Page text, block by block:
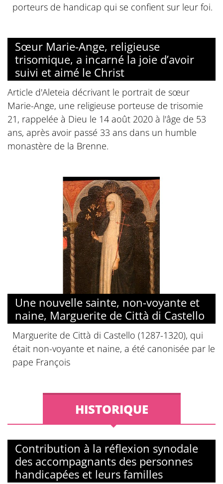
porteurs de handicap qui se confient sur leur foi.
Sœur Marie-Ange, religieuse
trisomique, a incarné la joie d’avoir
suivi et aimé le Christ
Article d'Aleteia décrivant le portrait de sœur
Marie-Ange, une religieuse porteuse de trisomie
21, rappelée à Dieu le 14 août 2020 à l'âge de 53
ans, après avoir passé 33 ans dans un humble
monastère de la Brenne.
Une nouvelle sainte, non-voyante et
naine, Marguerite de Città di Castello
Marguerite de Città di Castello (1287-1320), qui
était non-voyante et naine, a été canonisée par le
pape François
HISTORIQUE
Contribution à la réflexion synodale
des accompagnants des personnes
handicapées et leurs familles